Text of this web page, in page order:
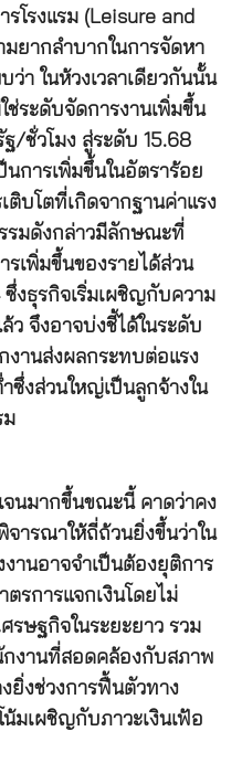
โรงแรม (Leisure and
ยากลำบากในการจัดหา
า ในห้วงเวลาเดียวกันนั้น
ช่ระดับจัดการงานเพิ่มขึ้น
/ชั่วโมง สู่ระดับ 15.68
นการเพิ่มขึ้นในอัตราร้อย
ติบโตที่เกิดจากฐานค่าแรง
รมดังกล่าวมีลักษณะที่
เพิ่มขึ้นของรายได้ส่วน
ซึ่งธุรกิจเริ่มเผชิญกับความ
ว จึงอาจบ่งชี้ได้ในระดับ
งานส่งผลกระทบต่อแรง
ซึ่งส่วนใหญ่เป็นลูกจ้างใน
ม
นมากขึ้นขณะนี้ คาดว่าคง
ารณาให้ถี่ถ้วนยิ่งขึ้นว่าใน
านอาจจำเป็นต้องยุติการ
รการแจกเงินโดยไม่
รษฐกิจในระยะยาว รวม
งานที่สอดคล้องกับสภาพ
ยิ่งช่วงการฟื้นตัวทาง
มเผชิญกับภาวะเงินเฟ้อ